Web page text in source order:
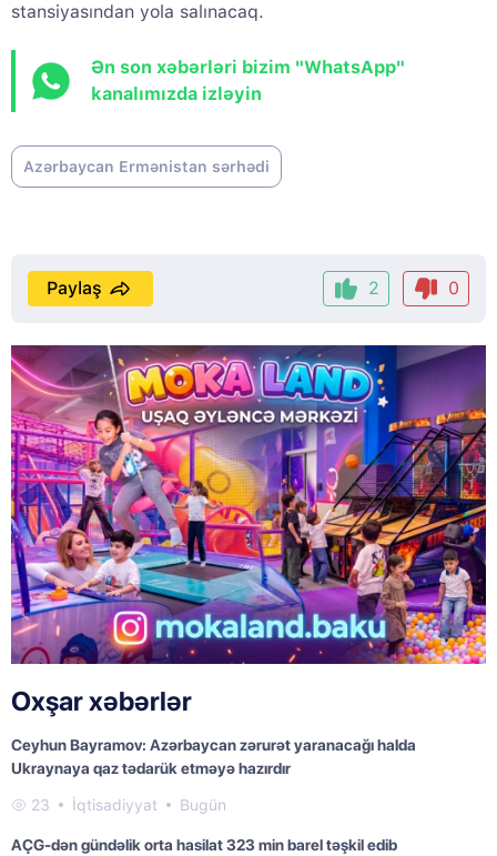
stansiyasından yola salınacaq.
Ən son xəbərləri bizim "WhatsApp"
kanalımızda izləyin
Azərbaycan Ermənistan sərhədi
2 0
Paylaş
Oxşar xəbərlər
Ceyhun Bayramov: Azərbaycan zərurət yaranacağı halda
Ukraynaya qaz tədarük etməyə hazırdır
23 İqtisadiyyat Bugün
AÇG-dən gündəlik orta hasilat 323 min barel təşkil edib